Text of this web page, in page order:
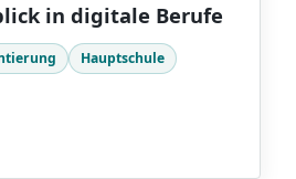
in digitale Berufe
Hauptschule